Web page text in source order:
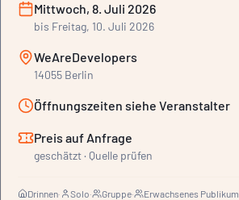
Mittwoch, 8. Juli 2026
bis Freitag, 10. Juli 2026
WeAreDevelopers
14055 Berlin
Öffnungszeiten siehe Veranstalter
Preis auf Anfrage
geschätzt · Quelle prüfen
Drinnen· Solo· Gruppe· Erwachsenes Publikum